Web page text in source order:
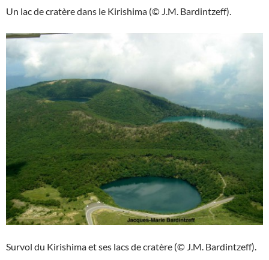
Un lac de cratère dans le Kirishima (© J.M. Bardintzeff).
Survol du Kirishima et ses lacs de cratère (© J.M. Bardintzeff).